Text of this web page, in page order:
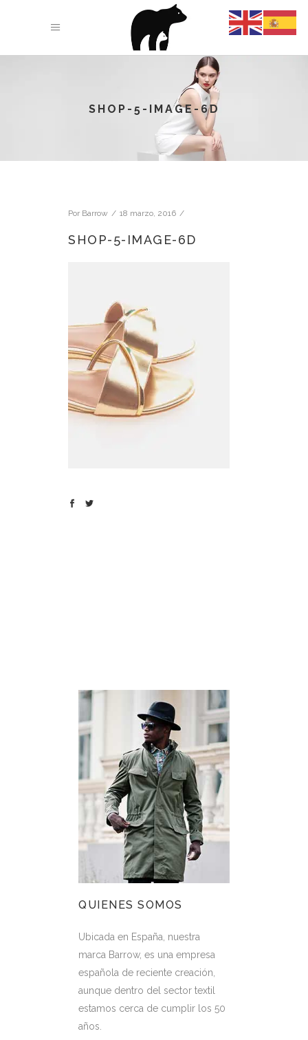
SHOP-5-IMAGE-6D
Por Barrow 18 marzo, 2016
SHOP-5-IMAGE-6D
QUIENES SOMOS
Ubicada en España, nuestra
marca Barrow, es una empresa
española de reciente creación,
aunque dentro del sector textil
estamos cerca de cumplir los 50
años.